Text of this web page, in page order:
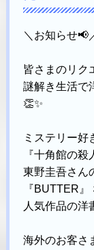
＼お知らせ📢
皆さまのリク
謎解き生活で
👏✨
ミステリー好
『十角館の殺
東野圭吾さん
『BUTTER』
人気作品の洋
海外のお客さ